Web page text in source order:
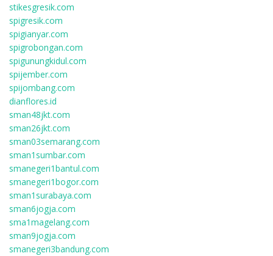
stikesgresik.com
spigresik.com
spigianyar.com
spigrobongan.com
spigunungkidul.com
spijember.com
spijombang.com
dianflores.id
sman48jkt.com
sman26jkt.com
sman03semarang.com
sman1sumbar.com
smanegeri1bantul.com
smanegeri1bogor.com
sman1surabaya.com
sman6jogja.com
sma1magelang.com
sman9jogja.com
smanegeri3bandung.com